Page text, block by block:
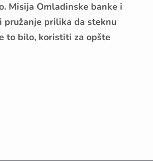
Misija Omladinske banke i
pružanje prilika da steknu
to bilo, koristiti za opšte